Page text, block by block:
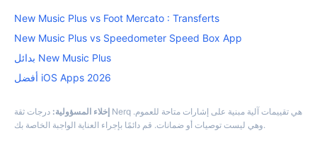
New Music Plus vs Foot Mercato : Transferts
New Music Plus vs Speedometer Speed Box App
بدائل New Music Plus
أفضل iOS Apps 2026
إخلاء المسؤولية: درجات ثقة Nerq هي تقييمات آلية مبنية على إشارات متاحة للعموم.
وهي ليست توصيات أو ضمانات. قم دائمًا بإجراء العناية الواجبة الخاصة بك.